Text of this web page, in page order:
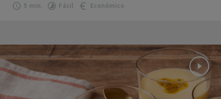
5 min. Fácil Económico